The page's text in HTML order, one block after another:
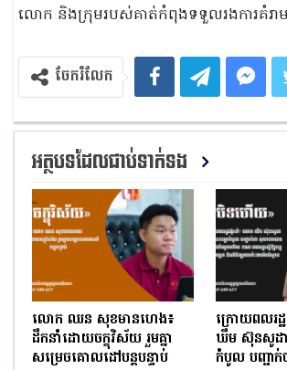
លោក និងក្រុមរបស់គាត់កំពុងទទួលរងការគំរ
ចែករំលែក
អត្ថបទដែលជាប់ទាក់ទង
លោក ឈន សុខមានហេង៖
ដឹកនាំដោយចក្ខុវិស័យ រួមគ្នា
សម្រេចគោលដៅបន្តបន្ទាប់
ក្រោយពលរដ្
ឃឹម ស៊ុនសូដ
កំបូល បញ្ជា